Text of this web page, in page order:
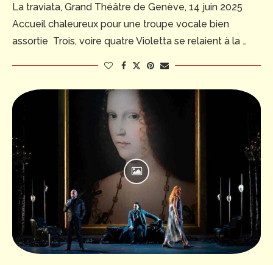
La traviata, Grand Théâtre de Genève, 14 juin 2025
Accueil chaleureux pour une troupe vocale bien
assortie Trois, voire quatre Violetta se relaient à la …